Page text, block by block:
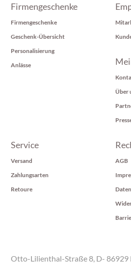
Firmengeschenke
Firmengeschenke
Geschenk-Übersicht
Personalisierung
Anlässe
Über
Service
Versand
Zahlungsarten
Retoure
AGB
Otto-Lilienthal-Straße 8, D- 86929